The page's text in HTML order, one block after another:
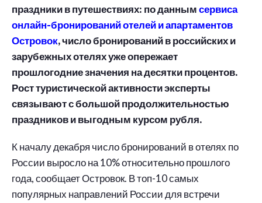
праздники в путешествиях: по даннымсервиса
онлайн-бронирований отелей и апартаментов
Островок, число бронирований в российских и
зарубежных отелях уже опережает
прошлогодние значения на десятки процентов.
Рост туристической активности эксперты
связывают с большой продолжительностью
праздников и выгодным курсом рубля.
К началу декабря число бронирований в отелях по
России выросло на 10% относительно прошлого
года, сообщает Островок. В топ-10 самых
популярных направлений России для встречи